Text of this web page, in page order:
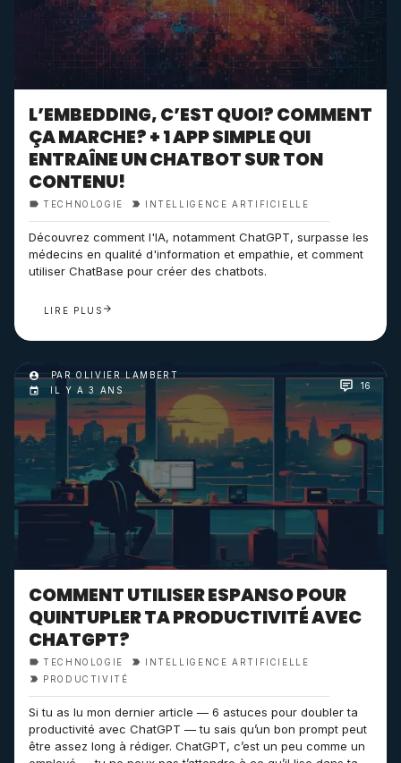
L’EMBEDDING, C’EST QUOI? COMMENT
ÇA MARCHE? + 1 APP SIMPLE QUI
ENTRAÎNE UN CHATBOT SUR TON
CONTENU!
TECHNOLOGIE INTELLIGENCE ARTIFICIELLE
Découvrez comment l'IA, notamment ChatGPT, surpasse les
médecins en qualité d'information et empathie, et comment
utiliser ChatBase pour créer des chatbots.
LIRE PLUS
COMMENT UTILISER ESPANSO POUR
QUINTUPLER TA PRODUCTIVITÉ AVEC
CHATGPT?
TECHNOLOGIE
INTELLIGENCE ARTIFICIELLE
PRODUCTIVITÉ
Si tu as lu mon dernier article — 6 astuces pour doubler ta
productivité avec ChatGPT — tu sais qu’un bon prompt peut
être assez long à rédiger. ChatGPT, c’est un peu comme un
PAR OLIVIER LAMBERT
IL Y A 3 ANS
16